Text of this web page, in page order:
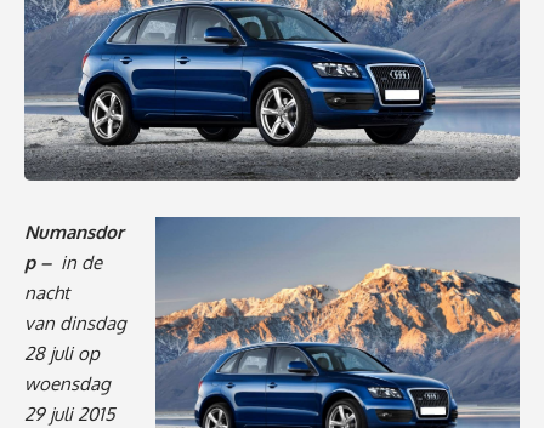
Numansdor
p – in de
nacht
van dinsdag
28 juli op
woensdag
29 juli 2015